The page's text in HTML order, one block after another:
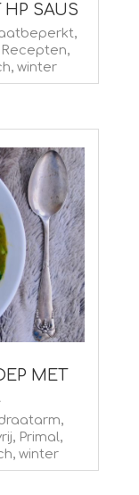
HP SAUS
,
Recepten,
, winter
MET
,
, Primal,
, winter